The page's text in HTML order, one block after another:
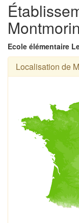
Montmorin
Ecole élémentaire
Localisation de